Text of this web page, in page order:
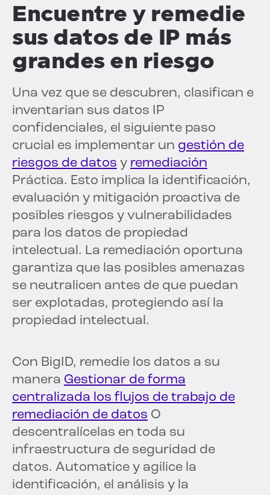
Encuentre y remedie
sus datos de IP más
grandes en riesgo
Una vez que se descubren, clasifican e
inventarian sus datos IP
confidenciales, el siguiente paso
crucial es implementar un gestión de
riesgos de datos y remediación
Práctica. Esto implica la identificación,
evaluación y mitigación proactiva de
posibles riesgos y vulnerabilidades
para los datos de propiedad
intelectual. La remediación oportuna
garantiza que las posibles amenazas
se neutralicen antes de que puedan
ser explotadas, protegiendo así la
propiedad intelectual.
Con BigID, remedie los datos a su
manera Gestionar de forma
centralizada los flujos de trabajo de
remediación de datos O
descentralícelas en toda su
infraestructura de seguridad de
datos. Automatice y agilice la
identificación, el análisis y la